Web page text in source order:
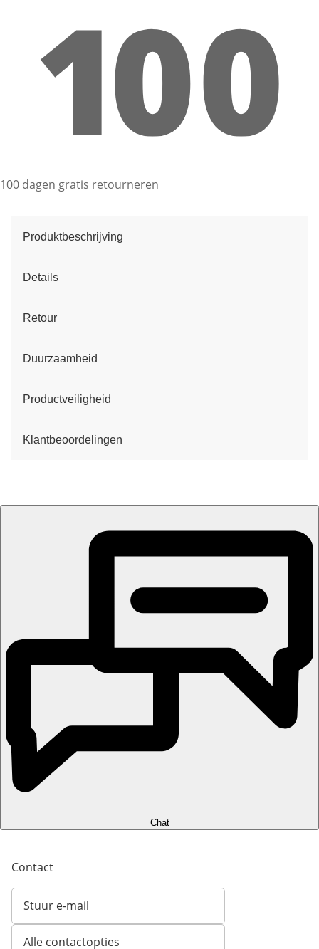
100 dagen gratis retourneren
Produktbeschrijving
Details
Retour
Duurzaamheid
Productveiligheid
Klantbeoordelingen
Chat
Contact
Stuur e-mail
Opent e-mailclient
Alle contactopties